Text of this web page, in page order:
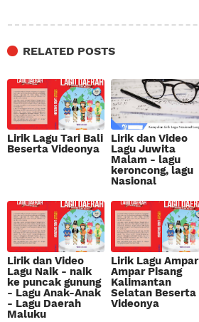
RELATED POSTS
Lirik Lagu Tari Bali
Beserta Videonya
Lirik dan Video
Lagu Juwita
Malam - lagu
keroncong, lagu
Nasional
Lirik dan Video
Lagu Naik - naik
ke puncak gunung
- Lagu Anak-Anak
- Lagu Daerah
Maluku
Lirik Lagu Ampar
Ampar Pisang
Kalimantan
Selatan Beserta
Videonya